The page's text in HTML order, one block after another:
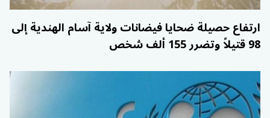
ارتفاع حصيلة ضحايا فيضانات ولاية آسام الهندية إلى
98 قتيلاً وتضرر 155 ألف شخص